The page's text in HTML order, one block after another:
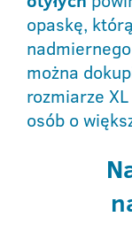
opaskę,
można
rozmiarze
osób o